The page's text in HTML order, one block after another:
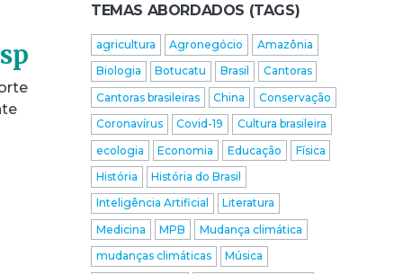
TEMAS ABORDADOS (TAGS)
agricultura Agronegócio
Amazônia
Biologia
Botucatu Brasil
Cantoras
Cantoras brasileiras
China
Conservação
Coronavírus
Covid-19
Cultura brasileira
ecologia
Economia Educação
Física
História
História do Brasil
Inteligência Artificial
Literatura
Medicina
MPB
Mudança climática
mudanças climáticas
Música